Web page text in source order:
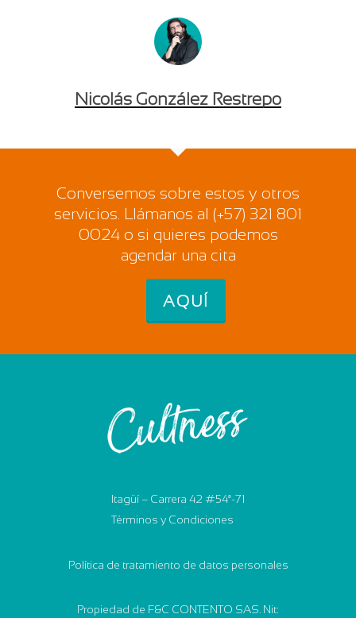
Nicolás González Restrepo
Conversemos sobre estos y otros
servicios. Llámanos al (+57) 321 801
0024 o si quieres podemos
agendar una cita
AQUÍ
Itagüí – Carrera 42 #54ª-71
Términos y Condiciones
Política de tratamiento de datos personales
Propiedad de F&C CONTENTO SAS. Nit: